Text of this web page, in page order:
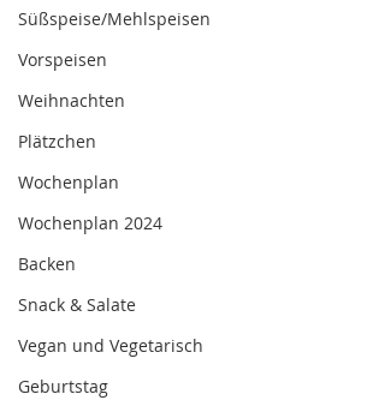
Süßspeise/Mehlspeisen
Vorspeisen
Weihnachten
Plätzchen
Wochenplan
Wochenplan 2024
Backen
Snack & Salate
Vegan und Vegetarisch
Geburtstag